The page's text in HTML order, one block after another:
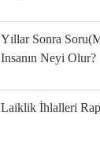
Yıllar Sonra
Insanın Neyi Olur?
Laiklik İhlalleri